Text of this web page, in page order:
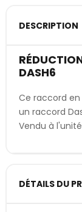
DESCRIPTION
DASH6
Ce raccord
un raccord
Vendu à l'unité
DÉTAILS DU